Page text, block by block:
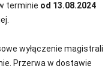
terminie od 13.08.2024
wyłączenie magistrali
Przerwa w dostawie